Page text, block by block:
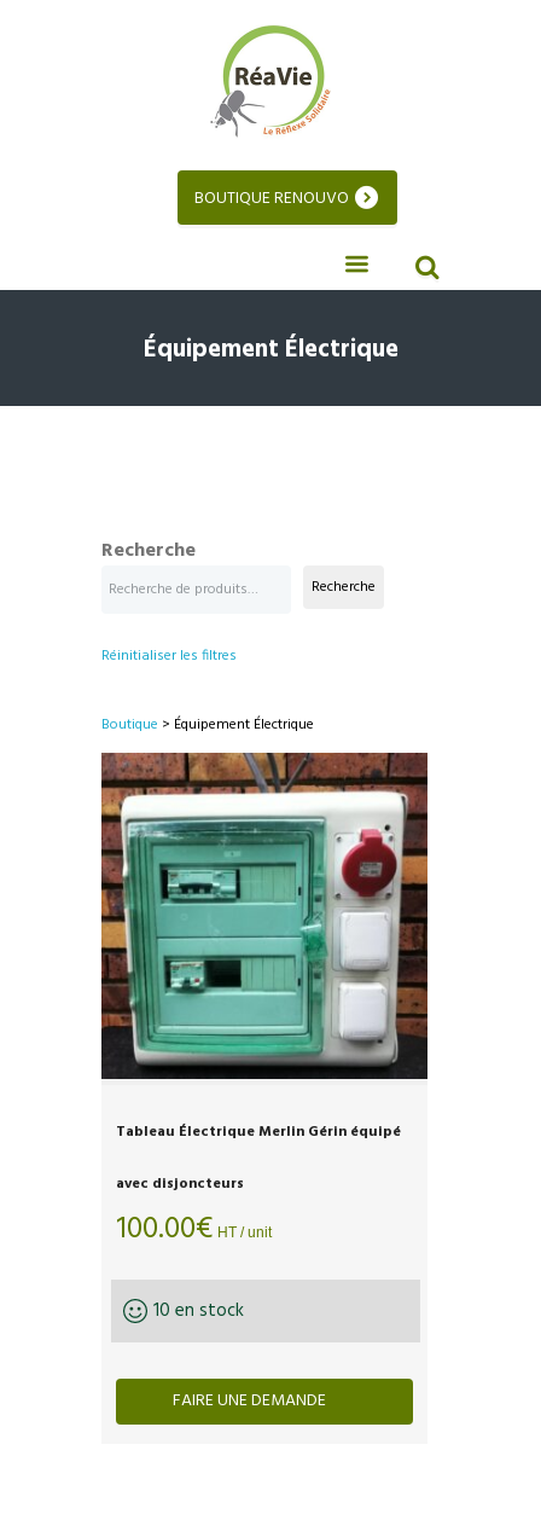
BOUTIQUE RENOUVO
Équipement Électrique
Recherche
Recherche
Réinitialiser les filtres
Boutique > Équipement Électrique
Tableau Électrique Merlin Gérin équipé
avec disjoncteurs
100.00€ HT / unit
10 en stock
FAIRE UNE DEMANDE